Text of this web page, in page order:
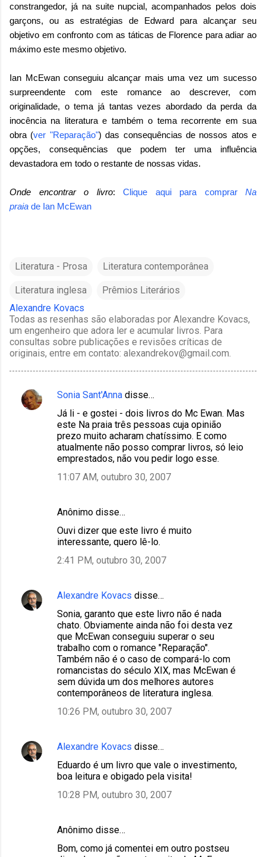
constrangedor, já na suite nupcial, acompanhados pelos dois
garçons, ou as estratégias de Edward para alcançar seu
objetivo em confronto com as táticas de Florence para adiar ao
máximo este mesmo objetivo.
Ian McEwan conseguiu alcançar mais uma vez um sucesso
surpreendente com este romance ao descrever, com
originalidade, o tema já tantas vezes abordado da perda da
inocência na literatura e também o tema recorrente em sua
obra (ver "Reparação") das consequências de nossos atos e
opções, consequências que podem ter uma influência
devastadora em todo o restante de nossas vidas.
Onde encontrar o livro: Clique aqui para comprar Na
praia de Ian McEwan
Literatura - Prosa Literatura contemporânea
Literatura inglesa
Prêmios Literários
Alexandre Kovacs
Todas as resenhas são elaboradas por Alexandre Kovacs,
um engenheiro que adora ler e acumular livros. Para
consultas sobre publicações e revisões críticas de
originais, entre em contato: alexandrekov@gmail.com.
C
Sonia Sant'Anna disse…
Já li - e gostei - dois livros do Mc Ewan. Mas
este Na praia três pessoas cuja opinião
prezo muito acharam chatíssimo. E como
atualmente não posso comprar livros, só leio
emprestados, não vou pedir logo esse.
11:07 AM, outubro 30, 2007
Anônimo disse…
Ouvi dizer que este livro é muito
interessante, quero lê-lo.
2:41 PM, outubro 30, 2007
Alexandre Kovacs disse…
Sonia, garanto que este livro não é nada
chato. Obviamente ainda não foi desta vez
que McEwan conseguiu superar o seu
trabalho com o romance "Reparação".
Também não é o caso de compará-lo com
romancistas do século XIX, mas McEwan é
sem dúvida um dos melhores autores
contemporâneos de literatura inglesa.
10:26 PM, outubro 30, 2007
Alexandre Kovacs disse…
Eduardo é um livro que vale o investimento,
boa leitura e obigado pela visita!
10:28 PM, outubro 30, 2007
Anônimo disse…
Bom, como já comentei em outro postseu